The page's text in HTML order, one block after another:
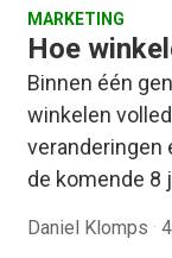
MARKETING
Hoe
Binnen één
winkelen
veranderingen
de komende 8
Daniel Klomps ·